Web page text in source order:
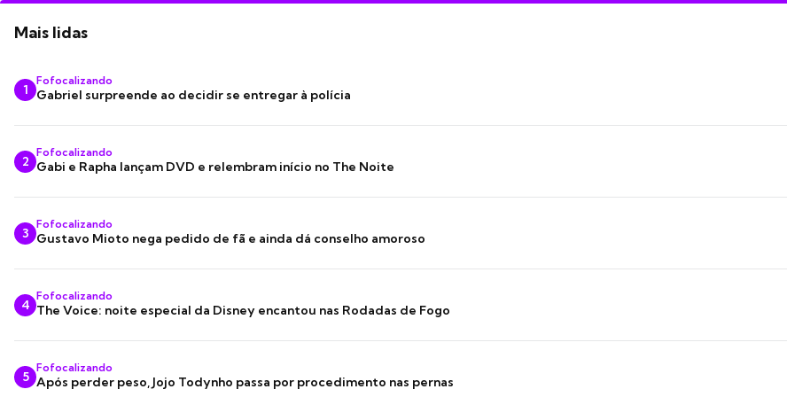
Mais lidas
1
Fofocalizando
Gabriel surpreende ao decidir se entregar à polícia
2
Fofocalizando
Gabi e Rapha lançam DVD e relembram início no The Noite
3
Fofocalizando
Gustavo Mioto nega pedido de fã e ainda dá conselho amoroso
4
Fofocalizando
The Voice: noite especial da Disney encantou nas Rodadas de Fogo
5
Fofocalizando
Após perder peso, Jojo Todynho passa por procedimento nas pernas